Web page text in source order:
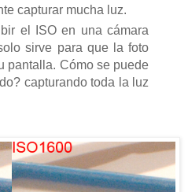
capturar mucha luz.
el ISO en una cámara
sirve para que la foto
pantalla. Cómo se puede
capturando toda la luz